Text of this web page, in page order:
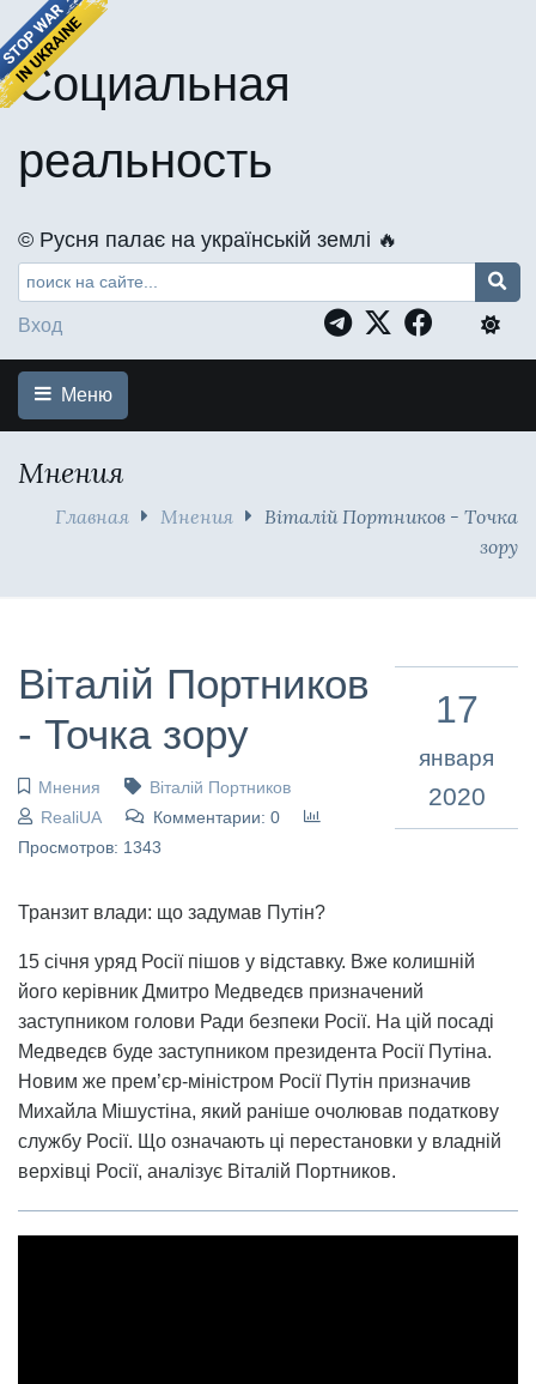
Социальная
реальность
©️ Русня палає на українській землі 🔥
Вход
Меню
Мнения
Главная Мнения
Віталій Портников - Точка
зору
Віталій Портников
- Точка зору
Мнения
Віталій Портников
RealiUA
Комментарии: 0
Просмотров: 1343
17
января
2020
Транзит влади: що задумав Путін?
15 січня уряд Росії пішов у відставку. Вже колишній
його керівник Дмитро Медведєв призначений
заступником голови Ради безпеки Росії. На цій посаді
Медведєв буде заступником президента Росії Путіна.
Новим же прем’єр-міністром Росії Путін призначив
Михайла Мішустіна, який раніше очолював податкову
службу Росії. Що означають ці перестановки у владній
верхівці Росії, аналізує Віталій Портников.